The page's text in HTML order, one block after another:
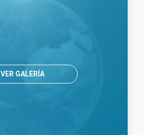
VER GALERÍA